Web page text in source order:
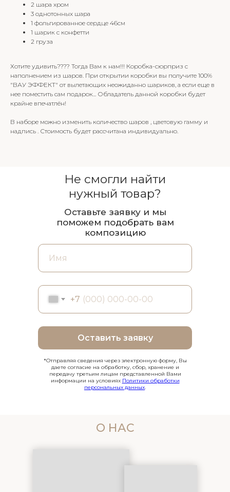
2 шара хром
3 однотонных шара
1 фольгированное сердце 46см
1 шарик с конфетти
2 груза
Хотите удивить???? Тогда Вам к нам!!! Коробка-сюрприз с
наполнением из шаров. При открытии коробки вы получите 100%
"ВАУ ЭФФЕКТ" от вылетающих неожиданно шариков, а если еще в
нее поместить сам подарок... Обладатель данной коробки будет
крайне впечатлён!
В наборе можно изменить количество шаров , цветовую гамму и
надпись . Стоимость будет рассчитана индивидуально.
+7
Оставить заявку
Не смогли найти
нужный товар?
Оставьте заявку и мы
поможем подобрать вам
композицию
*Отправляя сведения через электронную форму, Вы
даете согласие на обработку, сбор, хранение и
передачу третьим лицам представленной Вами
информации на условиях Политики обработки
персональных данных.
О НАС